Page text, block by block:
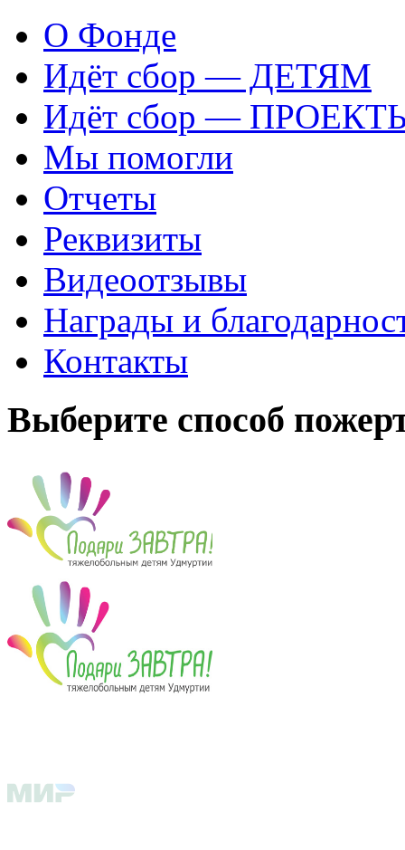
О Фонде
Идёт сбор — ДЕТЯМ
Идёт сбор —
Мы помогли
Отчеты
Реквизиты
Видеоотзывы
Награды и
Контакты
Выберите способ